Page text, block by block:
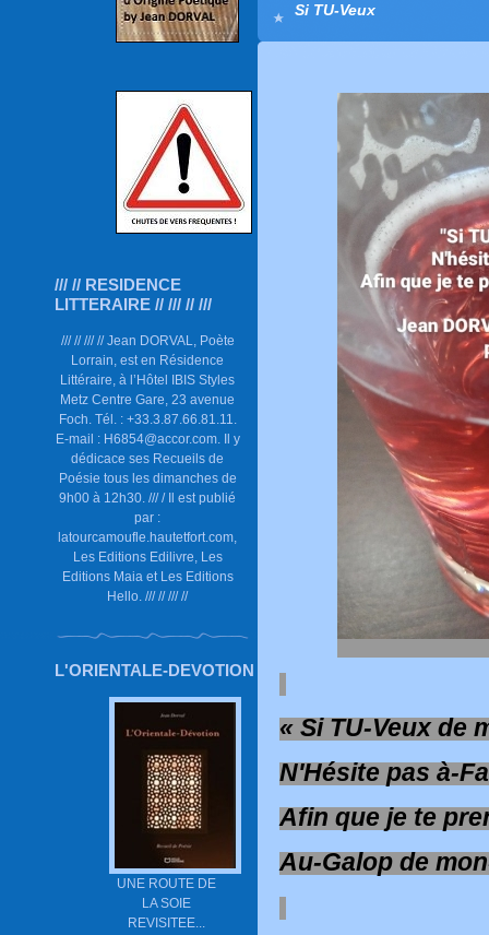
/// // RESIDENCE
LITTERAIRE // /// // ///
/// // /// // Jean DORVAL, Poète
Lorrain, est en Résidence
Littéraire, à l’Hôtel IBIS Styles
Metz Centre Gare, 23 avenue
Foch. Tél. : +33.3.87.66.81.11.
E-mail : H6854@accor.com. Il y
dédicace ses Recueils de
Poésie tous les dimanches de
9h00 à 12h30. /// / Il est publié
par :
latourcamoufle.hautetfort.com,
Les Editions Edilivre, Les
Editions Maia et Les Editions
Hello. /// // /// //
L'ORIENTALE-DEVOTION
UNE ROUTE DE
LA SOIE
REVISITEE...
Si TU-Veux
« Si TU-Veux de
N'Hésite pas à-
Afin que je te
Au-Galop de